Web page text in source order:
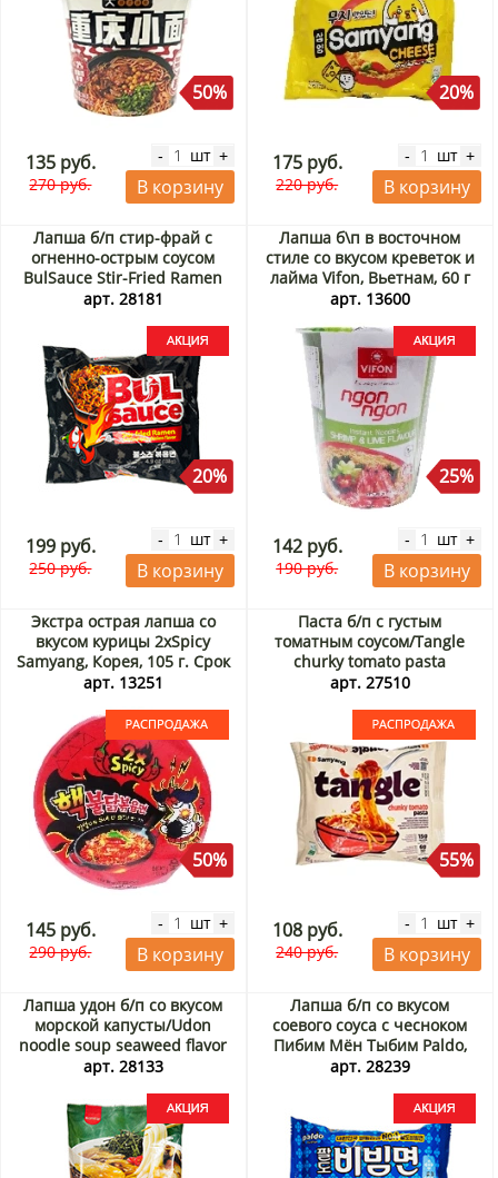
50%
135 руб.
270 руб.
- шт +
В корзину
20%
175 руб.
220 руб.
- шт +
В корзину
Лапша б/п стир-фрай с
огненно-острым соусом
BulSauce Stir-Fried Ramen
Harim, Корея, 138 г Акция
арт. 28181
20%
199 руб.
250 руб.
- шт +
В корзину
Лапша б\п в восточном
стиле со вкусом креветок и
лайма Vifon, Вьетнам, 60 г
Акция
арт. 13600
25%
142 руб.
190 руб.
- шт +
В корзину
Экстра острая лапша со
вкусом курицы 2хSpicy
Samyang, Корея, 105 г. Срок
до 28.09.2026. Распродажа
арт. 13251
50%
145 руб.
290 руб.
- шт +
В корзину
Паста б/п с густым
томатным соусом/Tangle
churky tomato pasta
Samyang, Корея, 105 г. Срок
арт. 27510
55%
108 руб.
240 руб.
- шт +
В корзину
Лапша удон б/п со вкусом
морской капусты/Udon
noodle soup seaweed flavor
hi-myun Самлип/Samlip,
арт. 28133
Лапша б/п со вкусом
соевого соуса с чесноком
Пибим Мён Тыбим Paldo,
Вьетнам, 76 г Акция
арт. 28239